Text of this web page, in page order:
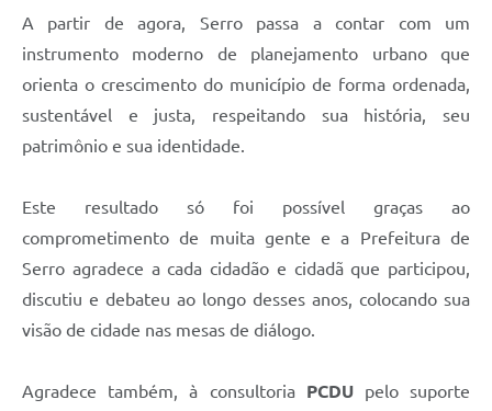
A partir de agora, Serro passa a contar com um
instrumento moderno de planejamento urbano que
orienta o crescimento do município de forma ordenada,
sustentável e justa, respeitando sua história, seu
patrimônio e sua identidade.
Este resultado só foi possível graças ao
comprometimento de muita gente e a Prefeitura de
Serro agradece a cada cidadão e cidadã que participou,
discutiu e debateu ao longo desses anos, colocando sua
visão de cidade nas mesas de diálogo.
Agradece também, à consultoria PCDUpelo suporte